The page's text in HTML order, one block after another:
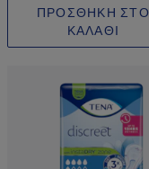
ΠΡΟΣΘΗΚΗ ΣΤΟ
ΚΑΛΑΘΙ